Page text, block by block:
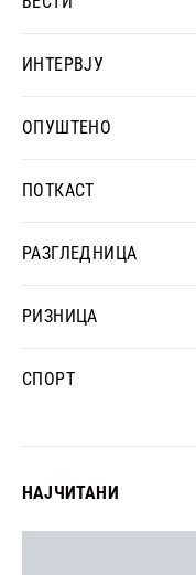
ИНТЕРВЈУ
ОПУШТЕНО
ПОТКАСТ
РАЗГЛЕДНИЦА
РИЗНИЦА
СПОРТ
НАЈЧИТАНИ